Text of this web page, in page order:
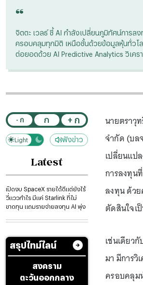
“
จิตตะ เวลธ์ ชี้ AI กำลังเปลี่ยนภูมิทัศน์การ
ครอบคลุมทุกมิติ เหนือชั้นด้วยข้อมูลหุ้นทั่วโ
ต่อยอดด้วย AI Predictive Analytics วิเคร
- ก ก + ก
Dark
Light ฟังข่าว
Latest
เปิดงบ SpaceX รายได้ดีแต่ยังไร้
วี่แววกำไร มีแค่ Starlink ที่ไม่
ขาดทุน แถมรายจ่ายลงทุน AI พุ่ง
สรุปไทม์ไลน์
สงคราม
ตะวันออกกลาง
นายตราวุ
จำกัด (บล
เปลี่ยนแป
การลงทุน
ลงทุน ด้วย
ตัดสินใจเ
เช่นเดียว
มา มีการวิ
ครอบคลุม